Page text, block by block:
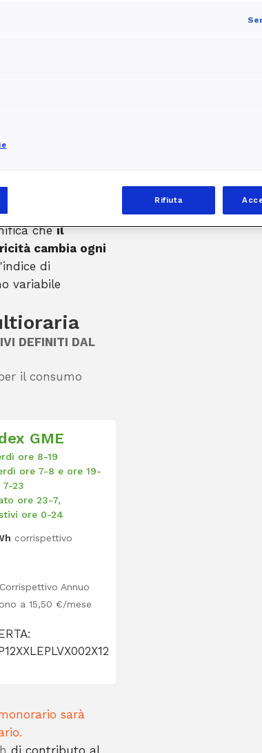
(PUN Index GME) e
carta di credito, e
My Edison.
varia in base a
cheil
cambia ogni
di
variabile
DEFINITI DAL
il consumo
GME
ore 8-19
ore 7-8 e ore 19-
7-23
ore 23-7,
ore 0-24
corrispettivo
Corrispettivo Annuo
a 15,50 €/mese
sarà
di contributo al
Rifiuta